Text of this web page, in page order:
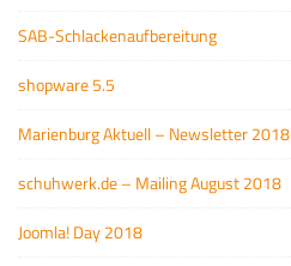
SAB-Schlackenaufbereitung
shopware 5.5
Marienburg Aktuell – Newsletter 2018
schuhwerk.de – Mailing August 2018
Joomla! Day 2018